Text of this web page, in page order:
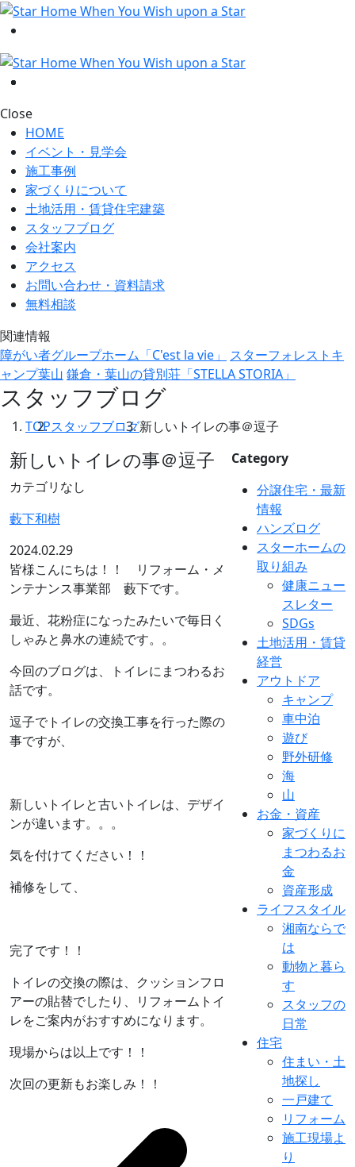
Close
HOME
イベント・見学会
施工事例
家づくりについて
土地活用・賃貸住宅建築
スタッフブログ
会社案内
アクセス
お問い合わせ・資料請求
無料相談
関連情報
障がい者グループホーム「C'est la vie」
スターフォレストキ
ャンプ葉山 鎌倉・葉山の貸別荘「STELLA STORIA」
スタッフブログ
TOPスタッフブログ新しいトイレの事＠逗子
新しいトイレの事＠逗子
カテゴリなし
藪下和樹
2024.02.29
皆様こんにちは！！ リフォーム・メ
ンテナンス事業部 藪下です。
最近、花粉症になったみたいで毎日く
しゃみと鼻水の連続です。。
今回のブログは、トイレにまつわるお
話です。
逗子でトイレの交換工事を行った際の
事ですが、
新しいトイレと古いトイレは、デザイ
ンが違います。。。
気を付けてください！！
補修をして、
完了です！！
トイレの交換の際は、クッションフロ
アーの貼替でしたり、リフォームトイ
レをご案内がおすすめになります。
現場からは以上です！！
次回の更新もお楽しみ！！
Category
分譲住宅・最新
情報
ハンズログ
スターホームの
取り組み
健康ニュー
スレター
SDGs
土地活用・賃貸
経営
アウトドア
キャンプ
車中泊
遊び
野外研修
海
山
お金・資産
家づくりに
まつわるお
金
資産形成
ライフスタイル
湘南ならで
は
動物と暮ら
す
スタッフの
日常
住宅
住まい・土
地探し
一戸建て
リフォーム
施工現場よ
り